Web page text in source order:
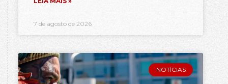
7 de agosto de 2026
NOTÍCIAS